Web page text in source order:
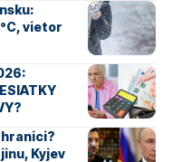
vietor
Kyjev